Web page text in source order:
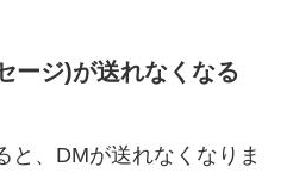
ージ)が送れなくなる
と、DMが送れなくなりま